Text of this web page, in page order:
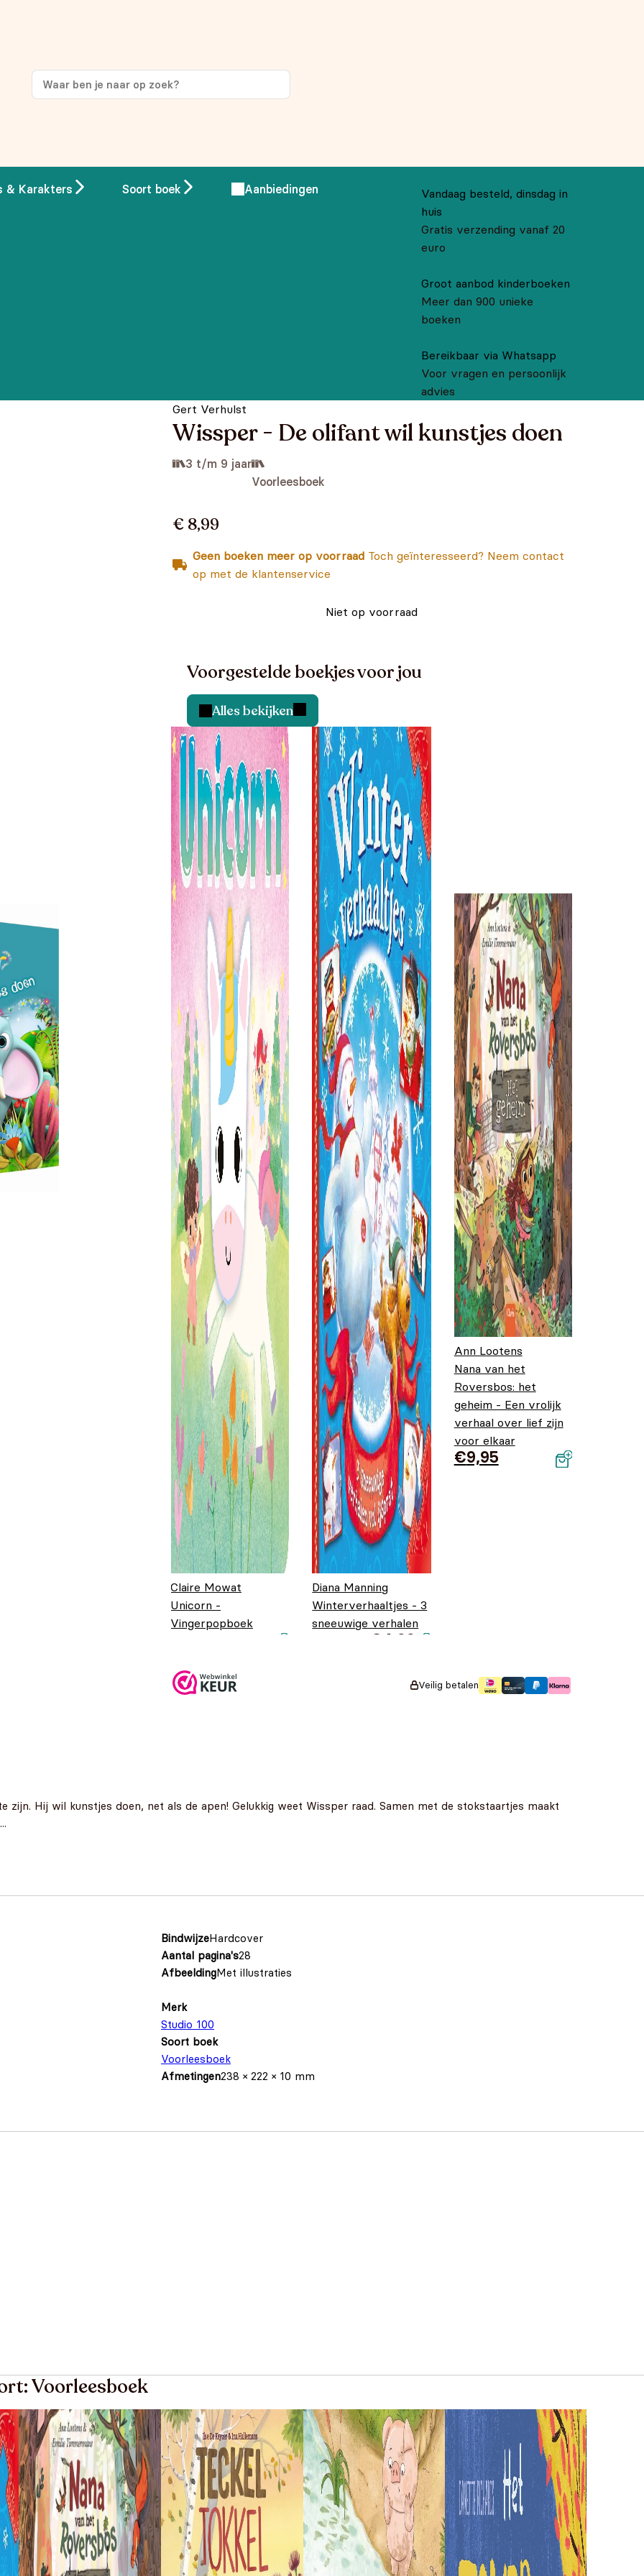
& Karakters Soort boek Aanbiedingen
Vandaag besteld, dinsdag in
huis
Gratis verzending vanaf 20
euro
Groot aanbod kinderboeken
Meer dan 900 unieke
boeken
Bereikbaar via Whatsapp
Voor vragen en persoonlijk
advies
Gert Verhulst
Wissper - De olifant wil kunstjes doen
3 t/m 9 jaar
Voorleesboek
€ 8,99
Geen boeken meer op voorraad Toch geïnteresseerd? Neem contact
op met de klantenservice
Niet op voorraad
Voorgestelde boekjes voor jou
Alles bekijken
Claire Mowat
Unicorn -
Vingerpopboek
€4,99.
Diana Manning
Winterverhaaltjes - 3
sneeuwige verhalen
€ 4,99
Ann Lootens
Nana van het
Roversbos: het
geheim - Een vrolijk
verhaal over lief zijn
voor elkaar
€9,95
Veilig betalen
zijn. Hij wil kunstjes doen, net als de apen! Gelukkig weet Wissper raad. Samen met de stokstaartjes maakt
BindwijzeHardcover
Aantal pagina's28
AfbeeldingMet illustraties
Merk
Studio 100
Soort boek
Voorleesboek
Afmetingen238 × 222 × 10 mm
Voorleesboek
op je eerste aankoop!